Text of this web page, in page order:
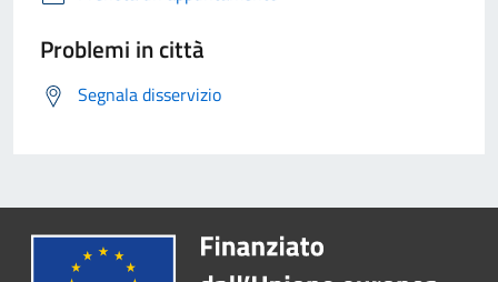
Problemi in città
Segnala disservizio